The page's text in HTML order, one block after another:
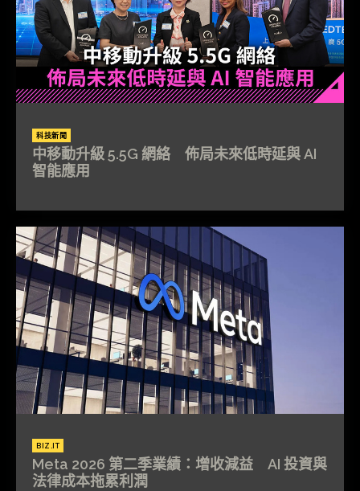
科技新聞
中移動升級 5.5G 網絡 佈局未來低時延與 AI
智能應用
BIZ.IT
Meta 2026 第二季業績：增收減益 AI 投資與
法律成本拖累利潤